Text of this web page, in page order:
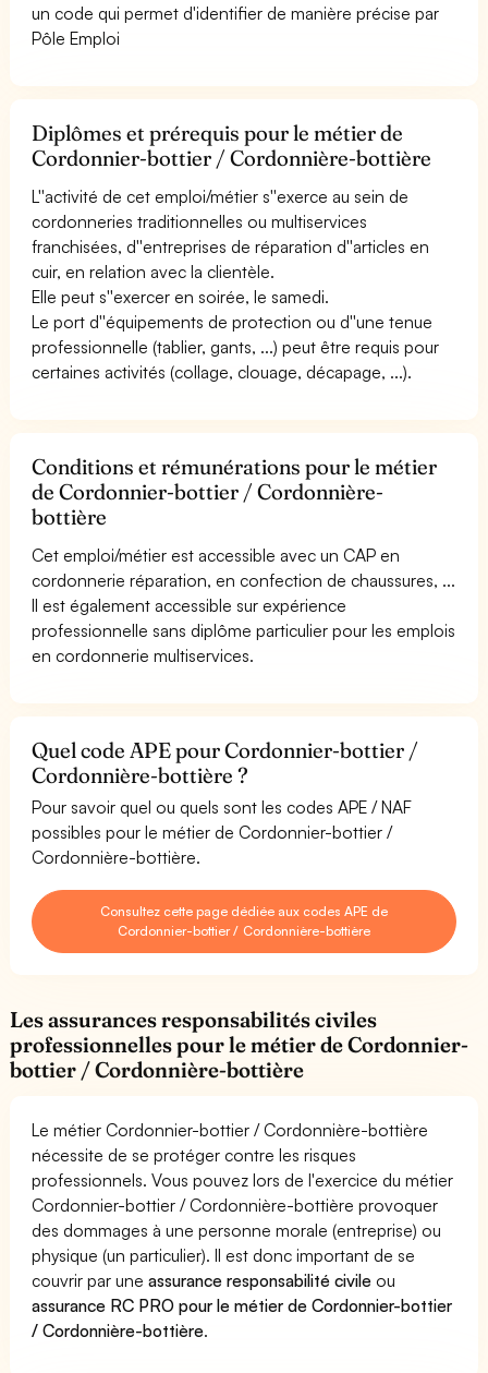
un code qui permet d'identifier de manière précise par
Pôle Emploi
Diplômes et prérequis pour le métier de
Cordonnier-bottier / Cordonnière-bottière
L''activité de cet emploi/métier s''exerce au sein de
cordonneries traditionnelles ou multiservices
franchisées, d''entreprises de réparation d''articles en
cuir, en relation avec la clientèle.
Elle peut s''exercer en soirée, le samedi.
Le port d''équipements de protection ou d''une tenue
professionnelle (tablier, gants, ...) peut être requis pour
certaines activités (collage, clouage, décapage, ...).
Conditions et rémunérations pour le métier
de Cordonnier-bottier / Cordonnière-
bottière
Cet emploi/métier est accessible avec un CAP en
cordonnerie réparation, en confection de chaussures, ...
Il est également accessible sur expérience
professionnelle sans diplôme particulier pour les emplois
en cordonnerie multiservices.
Quel code APE pour Cordonnier-bottier /
Cordonnière-bottière ?
Pour savoir quel ou quels sont les codes APE / NAF
possibles pour le métier de Cordonnier-bottier /
Cordonnière-bottière.
Consultez cette page dédiée aux codes APE de
Cordonnier-bottier / Cordonnière-bottière
Les assurances responsabilités civiles
professionnelles pour le métier de Cordonnier-
bottier / Cordonnière-bottière
Le métier Cordonnier-bottier / Cordonnière-bottière
nécessite de se protéger contre les risques
professionnels. Vous pouvez lors de l'exercice du métier
Cordonnier-bottier / Cordonnière-bottière provoquer
des dommages à une personne morale (entreprise) ou
physique (un particulier). Il est donc important de se
couvrir par uneassurance responsabilité civile ou
assurance RC PRO pour le métier de Cordonnier-bottier
/ Cordonnière-bottière.